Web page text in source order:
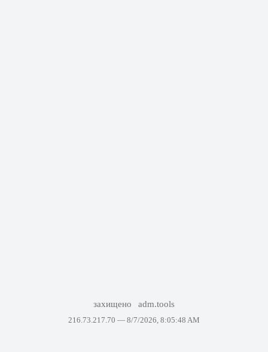
захищено adm.tools
216.73.217.70 — 8/7/2026, 8:05:48 AM